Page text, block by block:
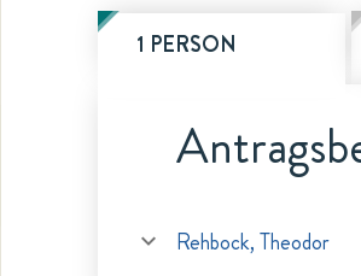
1 PERSON
Rehbock, Theodor